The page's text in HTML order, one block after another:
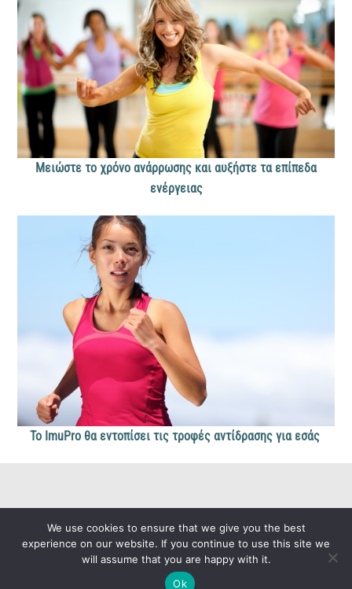
Μειώστε το χρόνο ανάρρωσης και αυξήστε τα επίπεδα
ενέργειας
Το ImuPro θα εντοπίσει τις τροφές αντίδρασης για εσάς
To
Copyright © 2021 ImuPro, All Rights Reserved
We use cookies to ensure that we give you the best
experience on our website. If you continue to use this site we
will assume that you are happy with it.
Ok